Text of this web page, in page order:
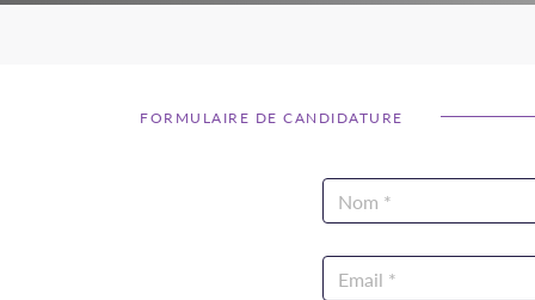
FORMULAIRE DE CANDIDATURE